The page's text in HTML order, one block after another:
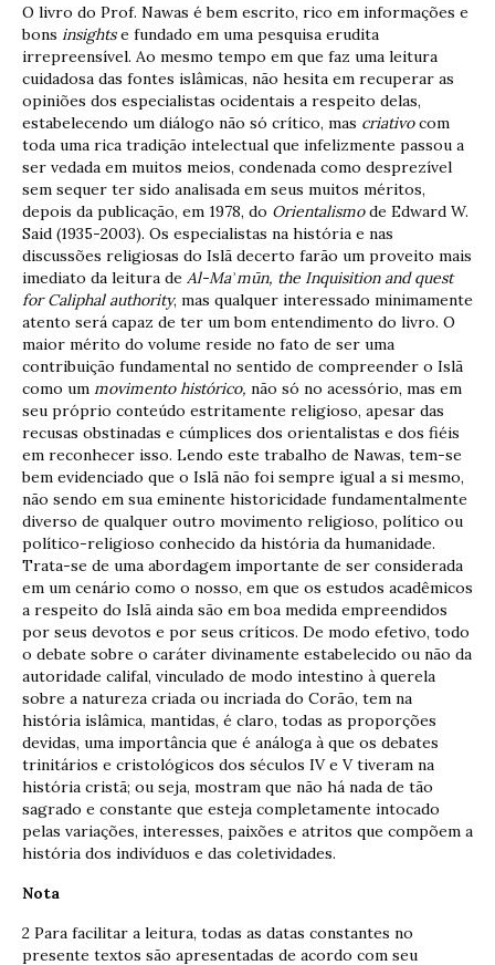
O livro do Prof. Nawas é bem escrito, rico em informações e
bons insightse fundado em uma pesquisa erudita
irrepreensível. Ao mesmo tempo em que faz uma leitura
cuidadosa das fontes islâmicas, não hesita em recuperar as
opiniões dos especialistas ocidentais a respeito delas,
estabelecendo um diálogo não só crítico, mas criativocom
toda uma rica tradição intelectual que infelizmente passou a
ser vedada em muitos meios, condenada como desprezível
sem sequer ter sido analisada em seus muitos méritos,
depois da publicação, em 1978, do Orientalismode Edward W.
Said (1935-2003). Os especialistas na história e nas
discussões religiosas do Islã decerto farão um proveito mais
imediato da leitura de Al-Maʾmūn, the Inquisition and quest
for Caliphal authority, mas qualquer interessado minimamente
atento será capaz de ter um bom entendimento do livro. O
maior mérito do volume reside no fato de ser uma
contribuição fundamental no sentido de compreender o Islã
como um movimento histórico, não só no acessório, mas em
seu próprio conteúdo estritamente religioso, apesar das
recusas obstinadas e cúmplices dos orientalistas e dos fiéis
em reconhecer isso. Lendo este trabalho de Nawas, tem-se
bem evidenciado que o Islã não foi sempre igual a si mesmo,
não sendo em sua eminente historicidade fundamentalmente
diverso de qualquer outro movimento religioso, político ou
político-religioso conhecido da história da humanidade.
Trata-se de uma abordagem importante de ser considerada
em um cenário como o nosso, em que os estudos acadêmicos
a respeito do Islã ainda são em boa medida empreendidos
por seus devotos e por seus críticos. De modo efetivo, todo
o debate sobre o caráter divinamente estabelecido ou não da
autoridade califal, vinculado de modo intestino à querela
sobre a natureza criada ou incriada do Corão, tem na
história islâmica, mantidas, é claro, todas as proporções
devidas, uma importância que é análoga à que os debates
trinitários e cristológicos dos séculos IV e V tiveram na
história cristã; ou seja, mostram que não há nada de tão
sagrado e constante que esteja completamente intocado
pelas variações, interesses, paixões e atritos que compõem a
história dos indivíduos e das coletividades.
Nota
2 Para facilitar a leitura, todas as datas constantes no
presente textos são apresentadas de acordo com seu